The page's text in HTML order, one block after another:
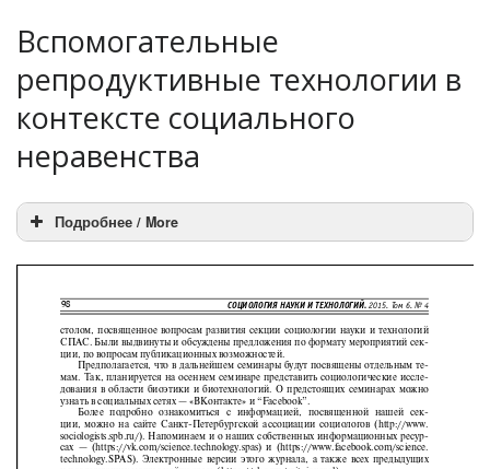
Вспомогательные
репродуктивные технологии в
контексте социального
неравенства
Подробнее / More